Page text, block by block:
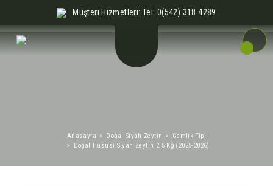
Müşteri Hizmetleri: Tel: 0(542) 318 4289
Anasayfa Doğal Siyah Zeytin
Gemlik Tipi
Doğal Hususi Siyah Zeytin 2.5 Kğ (2025-2026)